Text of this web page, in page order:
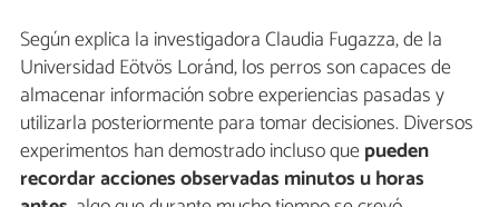
Según explica la investigadora Claudia Fugazza, de la
Universidad Eötvös Loránd, los perros son capaces de
almacenar información sobre experiencias pasadas y
utilizarla posteriormente para tomar decisiones. Diversos
experimentos han demostrado incluso quepueden
recordar acciones observadas minutos u horas